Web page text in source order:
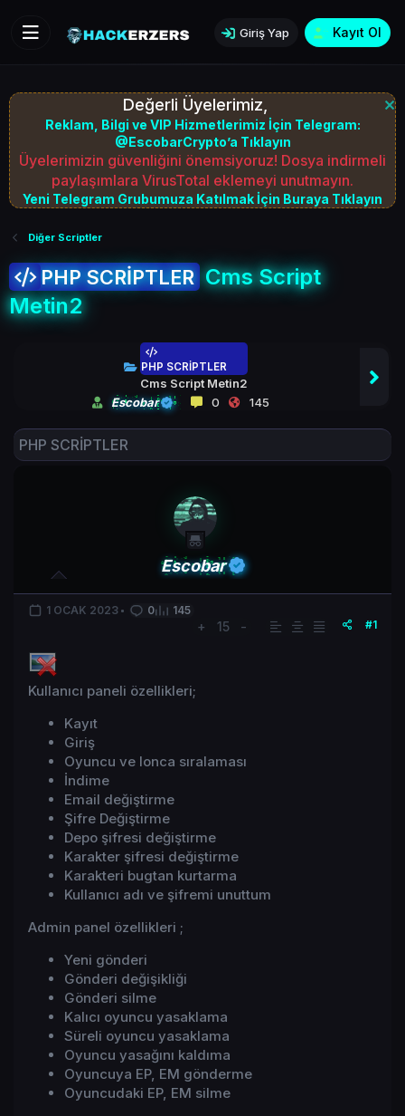
Giriş Yap Kayıt Ol
Değerli Üyelerimiz,
Reklam, Bilgi ve VIP Hizmetlerimiz İçin Telegram:
@EscobarCrypto’a Tıklayın
Üyelerimizin güvenliğini önemsiyoruz! Dosya indirmeli
paylaşımlara VirusTotal eklemeyi unutmayın.
Yeni Telegram Grubumuza Katılmak İçin Buraya Tıklayın
Diğer Scriptler
PHP SCRİPTLER Cms Script
Metin2
PHP SCRİPTLER
Cms Script Metin2
Escobar
0 145
PHP SCRİPTLER
Escobar
1 OCAK 2023 0 145
+ 15 - #1
Kullanıcı paneli özellikleri;
Kayıt
Giriş
Oyuncu ve lonca sıralaması
İndime
Email değiştirme
Şifre Değiştirme
Depo şifresi değiştirme
Karakter şifresi değiştirme
Karakteri bugtan kurtarma
Kullanıcı adı ve şifremi unuttum
Admin panel özellikleri ;
Yeni gönderi
Gönderi değişikliği
Gönderi silme
Kalıcı oyuncu yasaklama
Süreli oyuncu yasaklama
Oyuncu yasağını kaldıma
Oyuncuya EP, EM gönderme
Oyuncudaki EP, EM silme